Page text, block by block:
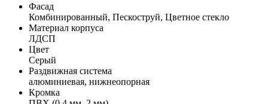
Фасад
Комбинированный, Пескоструй, Цветное стекло
Материал корпуса
ЛДСП
Цвет
Серый
Раздвижная система
алюминиевая, нижнеопорная
Кромка